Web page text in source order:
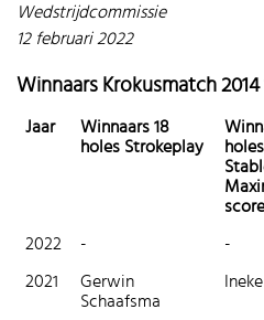
Wedstrijdcommissie
12 februari 2022
Winnaars Krokusmatch
Jaar
Winnaars 18
holes Strokeplay
holes
score
2022 - -
2021
Gerwin
Schaafsma